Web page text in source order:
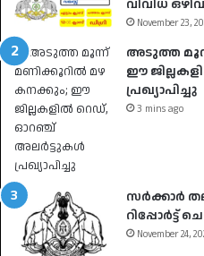
വിവിധ
November 23,
അടുത്ത
ഈ
പ്രഖ്യാപിച്ചു
3 mins ago
സർക്കാർ
November 24,